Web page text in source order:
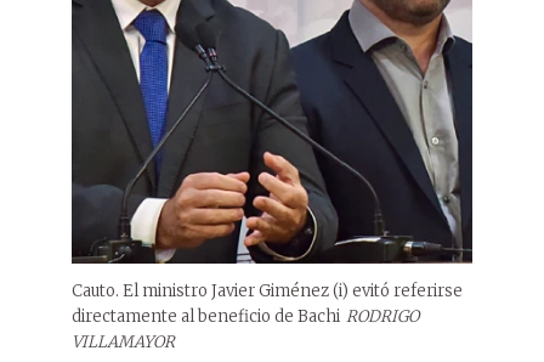
Cauto. El ministro Javier Giménez (i) evitó referirse
directamente al beneficio de Bachi RODRIGO
VILLAMAYOR